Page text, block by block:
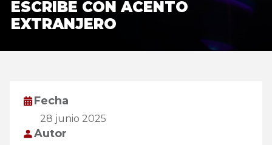
ESCRIBE CON ACENTO
EXTRANJERO
Fecha
28 junio 2025
Autor